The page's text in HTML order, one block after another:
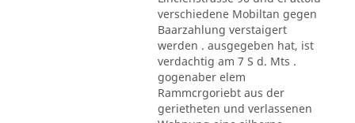
verschiedene Mobiltan gegen
Baarzahlung verstaigert
werden . ausgegeben hat, ist
verdachtig am 7 S d. Mts .
gogenaber elem
Rammcrgoriebt aus der
gerietheten und verlassenen